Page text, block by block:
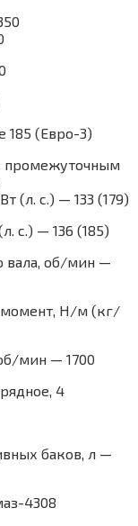
185 (Евро-3)
промежуточным
(л. с.) — 133 (179)
с.) — 136 (185)
вала, об/мин —
Н/м (кг/
мин — 1700
4
баков, л —
4308